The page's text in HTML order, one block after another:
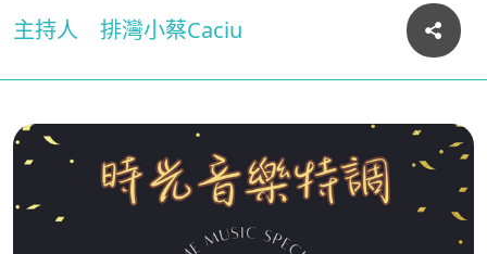
主持人 排灣小蔡Caciu